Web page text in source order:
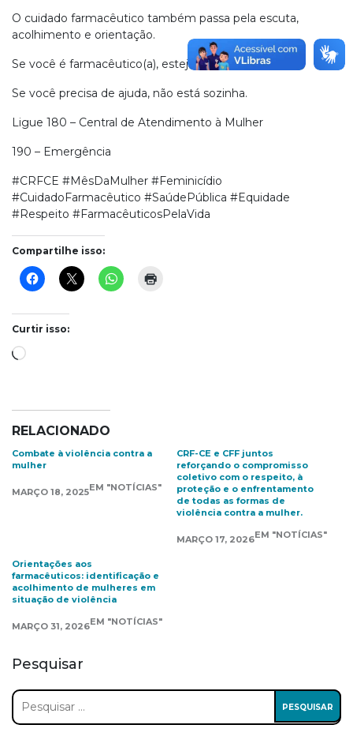
O cuidado farmacêutico também passa pela escuta,
acolhimento e orientação.
Se você é farmacêutico(a), esteja atento(a).
Se você precisa de ajuda, não está sozinha.
Ligue 180 – Central de Atendimento à Mulher
190 – Emergência
#CRFCE #MêsDaMulher #Feminicídio
#CuidadoFarmacêutico #SaúdePública #Equidade
#Respeito #FarmacêuticosPelaVida
Compartilhe isso:
Curtir isso:
Carregando...
RELACIONADO
Combate à violência contra a
mulher
MARÇO 18, 2025EM "NOTÍCIAS"
CRF-CE e CFF juntos
reforçando o compromisso
coletivo com o respeito, à
proteção e o enfrentamento
de todas as formas de
violência contra a mulher.
MARÇO 17, 2026EM "NOTÍCIAS"
Orientações aos
farmacêuticos: identificação e
acolhimento de mulheres em
situação de violência
MARÇO 31, 2026EM "NOTÍCIAS"
Pesquisar
Pesquisar
por: